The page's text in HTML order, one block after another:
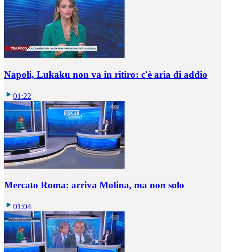
Napoli, Lukaku non va in ritiro: c'è aria di addio
01:22
Mercato Roma: arriva Molina, ma non solo
01:04